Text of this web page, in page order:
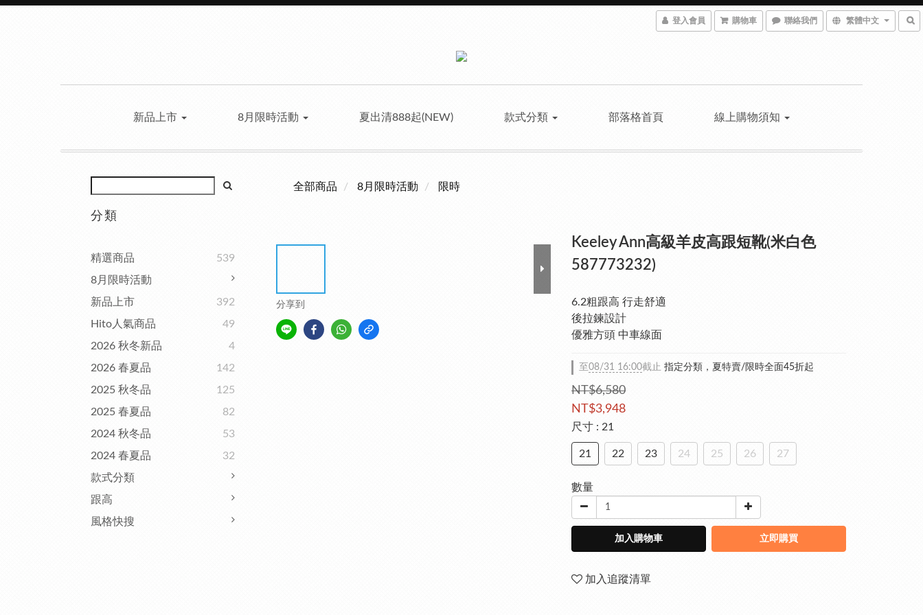
登入會員 購物車 聯絡我們 繁體中文
新品上市 8月限時活動 夏出清888起(NEW) 款式分類 部落格首頁 線上購物須知
分類
精選商品
539
8月限時活動
新品上市
392
Hito人氣商品
49
2026 秋冬新品
4
2026 春夏品
142
2025 秋冬品
125
2025 春夏品
82
2024 秋冬品
53
2024 春夏品
32
款式分類
跟高
風格快搜
全部商品 8月限時活動 限時
分享到
Keeley Ann高級羊皮高跟短靴(米白色
587773232)
6.2粗跟高 行走舒適
後拉鍊設計
優雅方頭 中車線面
至08/31 16:00截止 指定分類，夏特賣/限時全面45折起
NT$6,580
NT$3,948
尺寸 : 21
21 22 23 24 25 26 27
數量
加入購物車 立即購買
加入追蹤清單